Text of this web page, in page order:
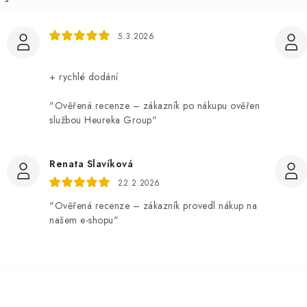
5.3.2026
+ rychlé dodání
"Ověřená recenze – zákazník po nákupu ověřen
službou Heureka Group"
Renata Slavíková
22.2.2026
"Ověřená recenze – zákazník provedl nákup na
našem e-shopu"